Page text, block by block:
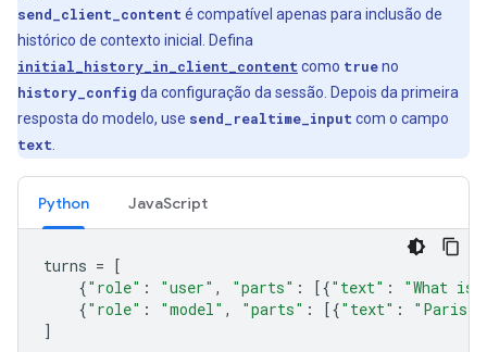
send_client_content é compatível apenas para inclusão de
histórico de contexto inicial. Defina
initial_history_in_client_content como trueno
history_config da configuração da sessão. Depois da primeira
resposta do modelo, use send_realtime_input com o campo
text
Python JavaScript
turns = [
{"role" : "user" , "parts" : [{"text" :
"What is
{"role" : "model" , "parts" : [{"text" : "Paris"
]